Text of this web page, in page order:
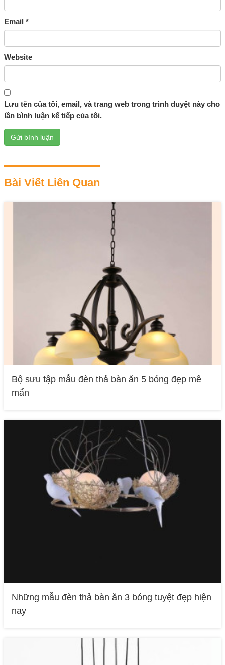
Email *
Website
Lưu tên của tôi, email, và trang web trong trình duyệt này cho
lần bình luận kế tiếp của tôi.
Bài Viết Liên Quan
Bộ sưu tập mẫu đèn thả bàn ăn 5 bóng đẹp mê
mẩn
Những mẫu đèn thả bàn ăn 3 bóng tuyệt đẹp hiện
nay